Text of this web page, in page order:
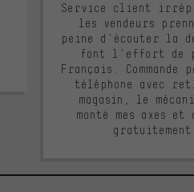
Service client
les vendeurs
peine d'écouter la
font l'effort de
Français. Commande
téléphone avec
magasin, le
monté mes axes et